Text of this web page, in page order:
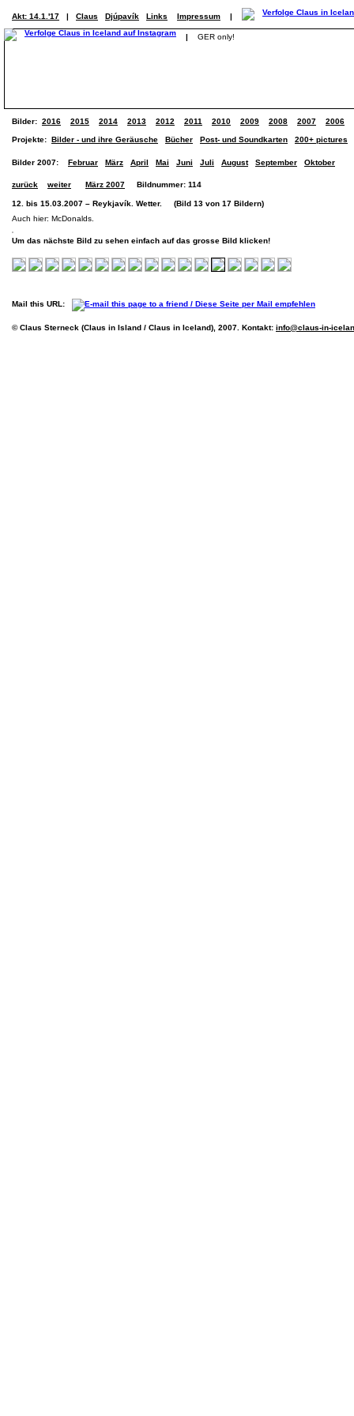
Akt: 14.1.'17 | Claus Djúpavík Links Impressum |
| GER only!
Bilder: 2016 2015 2014 2013 2012 2011 2010 2009 2008 2007 2006
Projekte: Bilder - und ihre Geräusche Bücher Post- und Soundkarten 200+ pictures
Bilder 2007: Februar März April Mai Juni Juli August September Oktober
zurück weiter März 2007 Bildnummer: 114
12. bis 15.03.2007 – Reykjavík. Wetter. (Bild 13 von 17 Bildern)
Auch hier: McDonalds.
Um das nächste Bild zu sehen einfach auf das grosse Bild klicken!
Mail this URL:
© Claus Sterneck (Claus in Island / Claus in Iceland), 2007. Kontakt: info@claus-in-